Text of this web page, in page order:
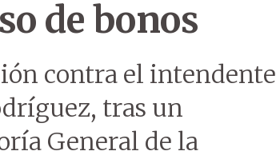
de bonos
contra el intendente
tras un
General de la